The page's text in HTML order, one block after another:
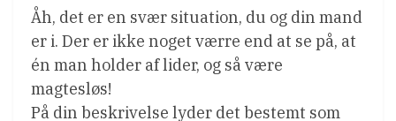
Åh, det er en svær situation, du og din mand
er i. Der er ikke noget værre end at se på, at
én man holder af lider, og så være
magtesløs!
På din beskrivelse lyder det bestemt som